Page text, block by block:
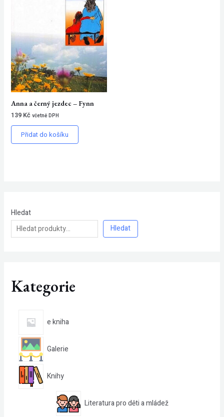
Hledat
Hledat
Kategorie
e kniha
Galerie
Knihy
Literatura pro děti a mládež
Anna a černý jezdec – Fynn
139 Kč včetně DPH
Přidat do košíku